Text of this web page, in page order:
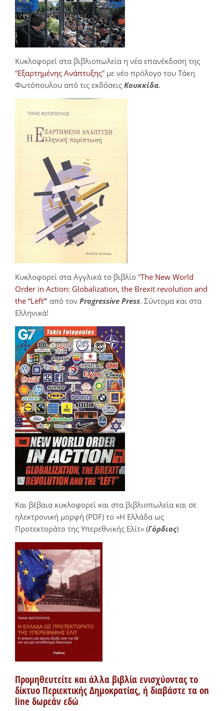
Κυκλοφορεί στα βιβλιοπωλεία η νέα επανέκδοση της
“Εξαρτημένης Ανάπτυξης” με νέο πρόλογο του Τάκη
Φωτόπουλου από τις εκδόσεις Κουκκίδα.
Κυκλοφορεί στα Αγγλικά το βιβλίο “The New World
Order in Action: Globalization, the Brexit revolution and
the “Left”‘ από τον Progressive Press. Σύντομα και στα
Ελληνικά!
Και βέβαια κυκλοφορεί και στα βιβλιοπωλεία και σε
ηλεκτρονική μορφή (PDF) το «Η Ελλάδα ως
Προτεκτοράτο της Υπερεθνικής Ελίτ» (Γόρδιος)
Προμηθευτείτε και άλλα βιβλία ενισχύοντας το
δίκτυο Περιεκτικής Δημοκρατίας, ή διαβάστε τα on
line δωρεάν εδώ